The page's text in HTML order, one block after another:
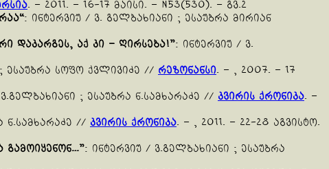
. – 2011. – 16-17 მაისი. – N53(530). – გვ.2
“: ინტერვიუ / ვ. გელბახიანი ; ესაუბრა მირიან
დაკარგეს, აქ კი – ღირსება!”: ინტერვიუ / ვ.
ესაუბრა სოფო ქვლივიძე // რეზონანსი. – , 2007. – 17
; ესაუბრა ნ.სამხარაძე // კვირის ქრონიკა. –
ნ.სამხარაძე // კვირის ქრონიკა. – , 2011. – 22-28 აგვისტო.
გამოიყენონ…”: ინტერვიუ / ვ.გელბახიანი ; ესაუბრა